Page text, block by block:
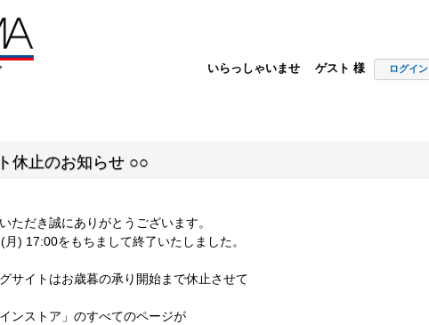
いらっしゃいませ ゲスト 様 ログイン
休止のお知らせ ○○
ただき誠にありがとうございます。
) 17:00をもちまして終了いたしました。
サイトはお歳暮の承り開始まで休止させて
ンストア」のすべてのページが